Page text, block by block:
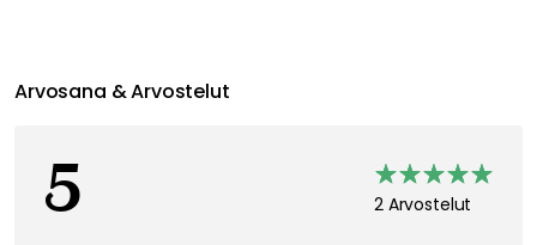
Arvosana & Arvostelut
5 2 Arvostelut